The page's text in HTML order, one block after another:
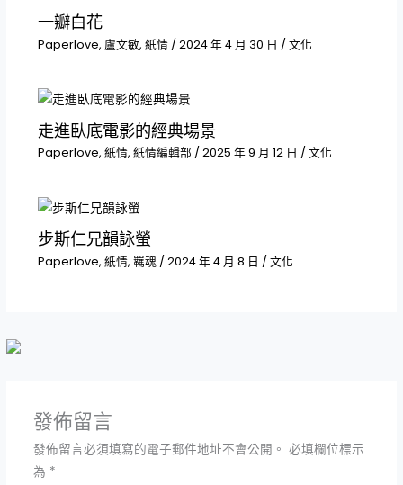
一瓣白花
Paperlove, 盧文敏, 紙情/ 2024 年 4 月 30 日 / 文化
走進臥底電影的經典場景
Paperlove, 紙情, 紙情編輯部 / 2025 年 9 月 12 日 / 文化
步斯仁兄韻詠螢
Paperlove, 紙情, 羈魂 / 2024 年 4 月 8 日 / 文化
發佈留言
發佈留言必須填寫的電子郵件地址不會公開。 必填欄位標示
為 *